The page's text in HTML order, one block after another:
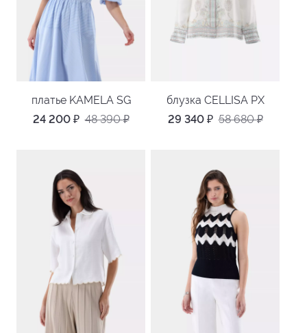
платье KAMELA SG
24 200 ₽ 48 390₽
блузка CELLISA PX
29 340 ₽ 58 680₽